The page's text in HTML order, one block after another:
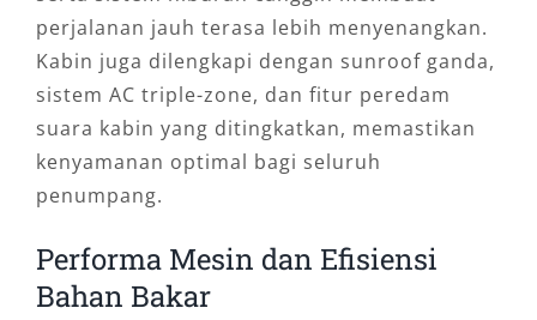
perjalanan jauh terasa lebih menyenangkan.
Kabin juga dilengkapi dengan sunroof ganda,
sistem AC triple-zone, dan fitur peredam
suara kabin yang ditingkatkan, memastikan
kenyamanan optimal bagi seluruh
penumpang.
Performa Mesin dan Efisiensi
Bahan Bakar